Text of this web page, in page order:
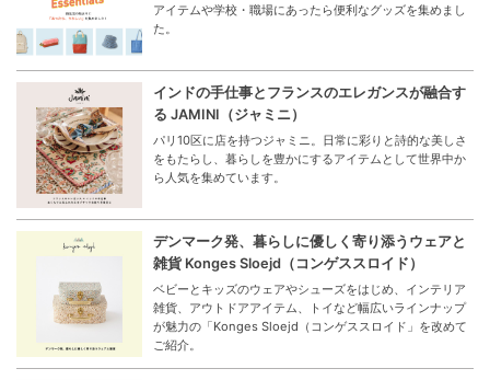
アイテムや学校・職場にあったら便利なグッズを集めまし
た。
インドの手仕事とフランスのエレガンスが融合す
る JAMINI（ジャミニ）
パリ10区に店を持つジャミニ。日常に彩りと詩的な美しさ
をもたらし、暮らしを豊かにするアイテムとして世界中か
ら人気を集めています。
デンマーク発、暮らしに優しく寄り添うウェアと
雑貨 Konges Sloejd（コンゲススロイド）
ベビーとキッズのウェアやシューズをはじめ、インテリア
雑貨、アウトドアアイテム、トイなど幅広いラインナップ
が魅力の「Konges Sloejd（コンゲススロイド」を改めて
ご紹介。